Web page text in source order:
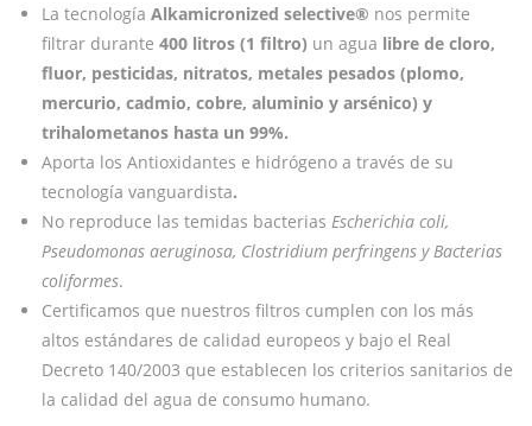
La tecnología Alkamicronized selective® nos permite
filtrar durante 400 litros (1 filtro) un agua libre de cloro,
fluor, pesticidas, nitratos, metales pesados (plomo,
mercurio, cadmio, cobre, aluminio y arsénico) y
trihalometanos hasta un 99%.
Aporta los Antioxidantes e hidrógeno a través de su
tecnología vanguardista.
No reproduce las temidas bacterias Escherichia coli,
Pseudomonas aeruginosa, Clostridium perfringens y Bacterias
coliformes.
Certificamos que nuestros filtros cumplen con los más
altos estándares de calidad europeos y bajo el Real
Decreto 140/2003 que establecen los criterios sanitarios de
la calidad del agua de consumo humano.